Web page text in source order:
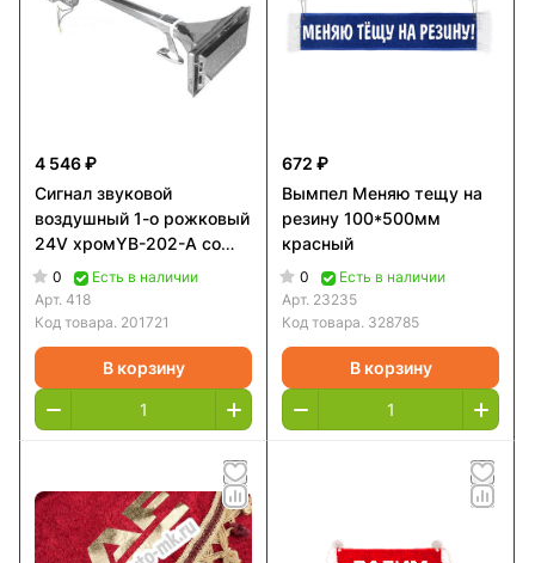
4 546 ₽
Сигнал звуковой
воздушный 1-о рожковый
24V хромYB-202-А со
встроенным
электроклапаном HQ-
1004 S.BASS
0
Есть в наличии
Арт. 418
Код товара. 201721
В корзину
672 ₽
Вымпел Меняю тещу на
резину 100*500мм
красный
0
Есть в наличии
Арт. 23235
Код товара. 328785
В корзину